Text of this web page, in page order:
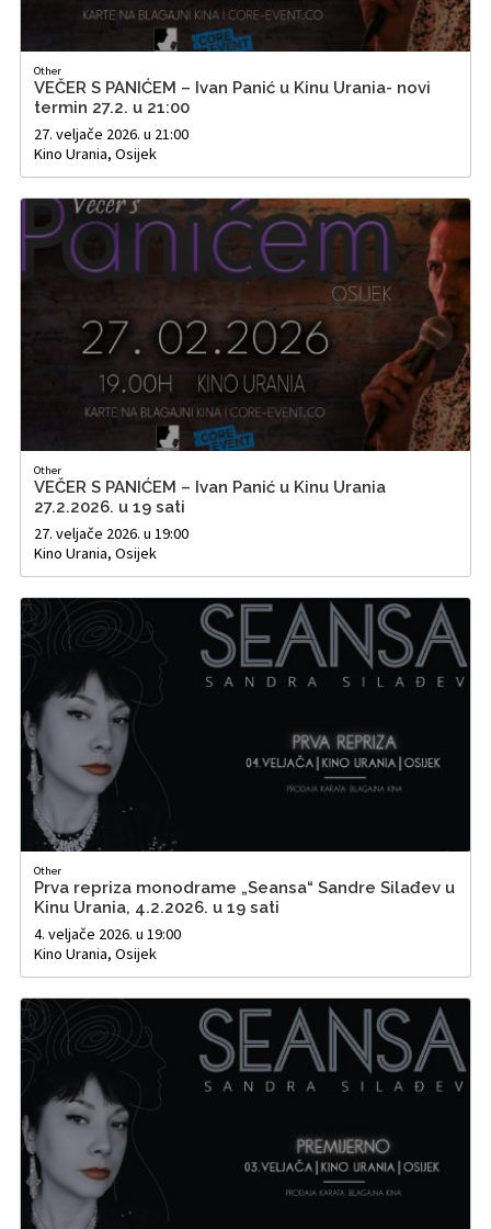
Other
VEČER S PANIĆEM – Ivan Panić u Kinu Urania- novi
termin 27.2. u 21:00
27. veljače 2026. u 21:00
Kino Urania, Osijek
Other
VEČER S PANIĆEM – Ivan Panić u Kinu Urania
27.2.2026. u 19 sati
27. veljače 2026. u 19:00
Kino Urania, Osijek
Other
Prva repriza monodrame „Seansa“ Sandre Silađev u
Kinu Urania, 4.2.2026. u 19 sati
4. veljače 2026. u 19:00
Kino Urania, Osijek